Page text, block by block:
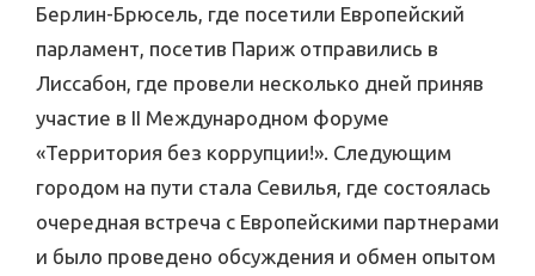
Берлин-Брюсель, где посетили Европейский
парламент, посетив Париж отправились в
Лиссабон, где провели несколько дней приняв
участие в ІІ Международном форуме
«Территория без коррупции!». Следующим
городом на пути стала Севилья, где состоялась
очередная встреча с Европейскими партнерами
и было проведено обсуждения и обмен опытом